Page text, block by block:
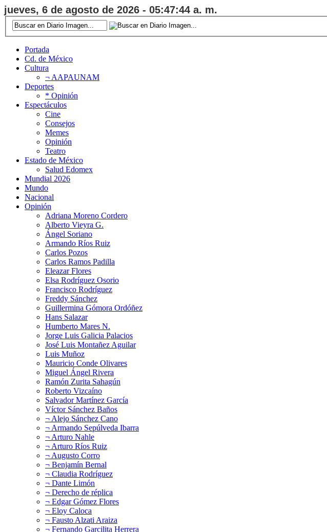
jueves, 6 de agosto de 2026 - 05:47:44 a. m.
Portada
Cd. de México
Cultura
¬ AAPAUNAM
Deportes
* Opinión
Espectáculos
Cine
Consejos
Memes
Opinión
Teatro
Estado de México
Salud Edomex
Mundial 2026
Mundo
Nacional
Opinión
Adriana Moreno Cordero
Alberto Vieyra G.
Ángel Soriano
Armando Ríos Ruiz
Carlos Pozos
Carlos Ramos Padilla
Eleazar Flores
Elsa Rodríguez Osorio
Francisco Rodríguez
Freddy Sánchez
Guillermina Gómora Ordóñez
Hans Salazar
Humberto Mares N.
Jorge Luis Galicia Palacios
José Luis Montañez Aguilar
Luis Muñoz
Mauricio Conde Olivares
Miguel Ángel Rivera
Ramón Zurita Sahagún
Roberto Vizcaíno
Salvador Martínez García
Víctor Sánchez Baños
¬ Alejo Sánchez Cano
¬ Armando Sepúlveda Ibarra
¬ Arturo Nahle
¬ Arturo Ríos Ruiz
¬ Augusto Corro
¬ Benjamín Bernal
¬ Claudia Rodríguez
¬ Dante Limón
¬ Derecho de réplica
¬ Edgar Gómez Flores
¬ Eloy Caloca
¬ Fausto Alzati Araiza
¬ Fernando Garcilita Herrera